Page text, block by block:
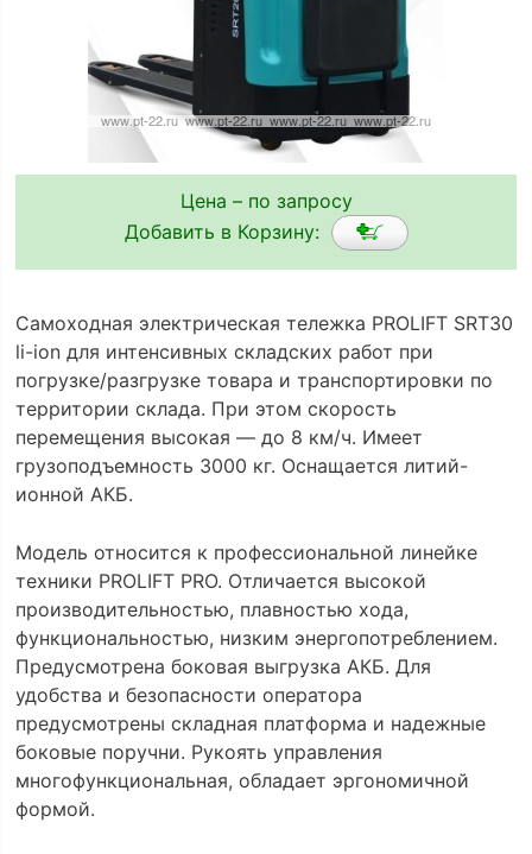
Цена – по запросу
Добавить в Корзину:
Самоходная электрическая тележка PROLIFT SRT30
li-ion для интенсивных складских работ при
погрузке/разгрузке товара и транспортировки по
территории склада. При этом скорость
перемещения высокая — до 8 км/ч. Имеет
грузоподъемность 3000 кг. Оснащается литий-
ионной АКБ.
Модель относится к профессиональной линейке
техники PROLIFT PRO. Отличается высокой
производительностью, плавностью хода,
функциональностью, низким энергопотреблением.
Предусмотрена боковая выгрузка АКБ. Для
удобства и безопасности оператора
предусмотрены складная платформа и надежные
боковые поручни. Рукоять управления
многофункциональная, обладает эргономичной
формой.